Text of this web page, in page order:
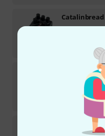
Catalinbread
Kč
Catalinbread
5 699Kč
Catalinbread